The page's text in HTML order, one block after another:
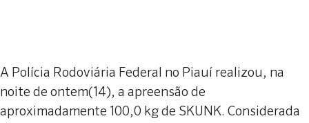
A Polícia Rodoviária Federal no Piauí realizou, na
noite de ontem(14), a apreensão de
aproximadamente 100,0 kg de SKUNK. Considerada